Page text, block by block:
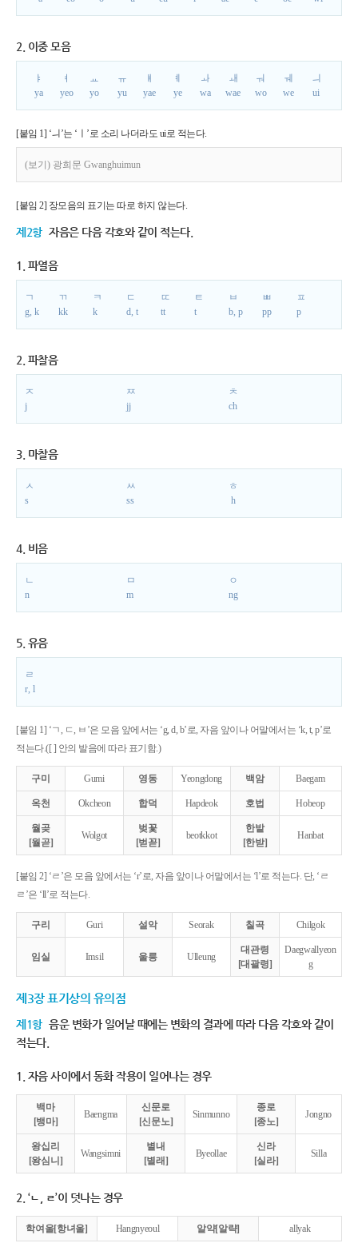
2. 이중 모음
ㅑ
ya
ㅕ
yeo
ㅛ
yo
ㅠ
yu
ㅒ
yae
ㅖ
ye
ㅘ
wa
ㅙ
wae
ㅝ
wo
ㅞ
we
ㅢ
ui
[붙임 1] ‘ㅢ’는 ‘ㅣ’로 소리 나더라도 ui로 적는다.
(보기) 광희문 Gwanghuimun
[붙임 2] 장모음의 표기는 따로 하지 않는다.
제2항 자음은 다음 각호와 같이 적는다.
1. 파열음
ㄱ
g, k
ㄲ
kk
ㅋ
k
ㄷ
d, t
ㄸ
tt
ㅌ
t
ㅂ
b, p
ㅃ
pp
ㅍ
p
2. 파찰음
ㅈ
j
ㅉ
jj
ㅊ
ch
3. 마찰음
ㅅ
s
ㅆ
ss
ㅎ
h
4. 비음
ㄴ
n
ㅁ
m
ㅇ
ng
5. 유음
ㄹ
r, l
[붙임 1] ‘ㄱ, ㄷ, ㅂ’은 모음 앞에서는 ‘g, d, b’로, 자음 앞이나 어말에서는 ‘k, t, p’로
적는다.([ ] 안의 발음에 따라 표기함.)
구미 Gumi 영동 Yeongdong 백암 Baegam
옥천 Okcheon 합덕 Hapdeok 호법 Hobeop
월곶
[월곧]
Wolgot
벚꽃
[벋꼳]
beotkkot
한밭
[한받]
Hanbat
[붙임 2] ‘ㄹ’은 모음 앞에서는 ‘r’로, 자음 앞이나 어말에서는 ‘l’로 적는다. 단, ‘ㄹ
ㄹ’은 ‘ll’로 적는다.
구리 Guri 설악 Seorak 칠곡 Chilgok
임실 Imsil 울릉 Ulleung
대관령
[대괄령]
Daegwallyeon
g
제3장 표기상의 유의점
제1항 음운 변화가 일어날 때에는 변화의 결과에 따라 다음 각호와 같이
적는다.
1. 자음 사이에서 동화 작용이 일어나는 경우
백마
[뱅마]
Baengma
신문로
[신문노]
Sinmunno
종로
[종노]
Jongno
왕십리
[왕심니]
Wangsimni
별내
[별래]
Byeollae
신라
[실라]
Silla
2. ‘ㄴ, ㄹ’이 덧나는 경우
학여울[항녀울] Hangnyeoul 알약[알략] allyak